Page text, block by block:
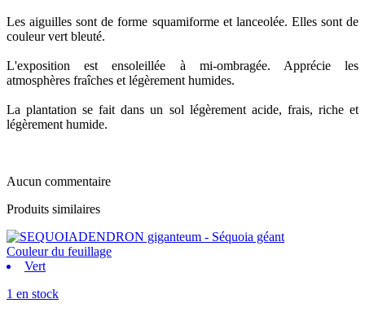
Les aiguilles sont de forme squamiforme et lanceolée. Elles sont de
couleur vert bleuté.
L'exposition est ensoleillée à mi-ombragée. Apprécie les
atmosphères fraîches et légèrement humides.
La plantation se fait dans un sol légèrement acide, frais, riche et
légèrement humide.
Aucun commentaire
Produits similaires
Couleur du feuillage
Vert
1 en stock